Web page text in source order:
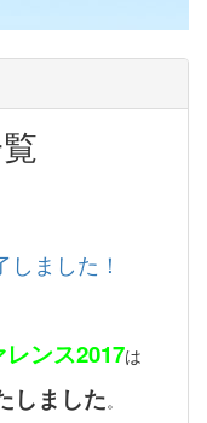
ました！
ンス2017は
しました。